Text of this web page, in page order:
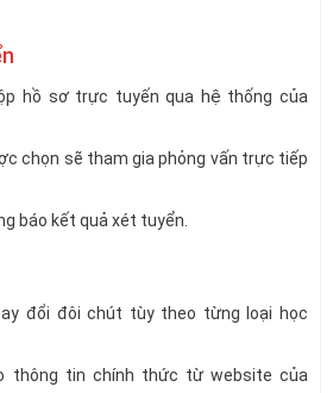
hồ sơ trực tuyến qua hệ thống của
chọn sẽ tham gia phỏng vấn trực tiếp
báo kết quả xét tuyển.
đổi đôi chút tùy theo từng loại học
thông tin chính thức từ website của